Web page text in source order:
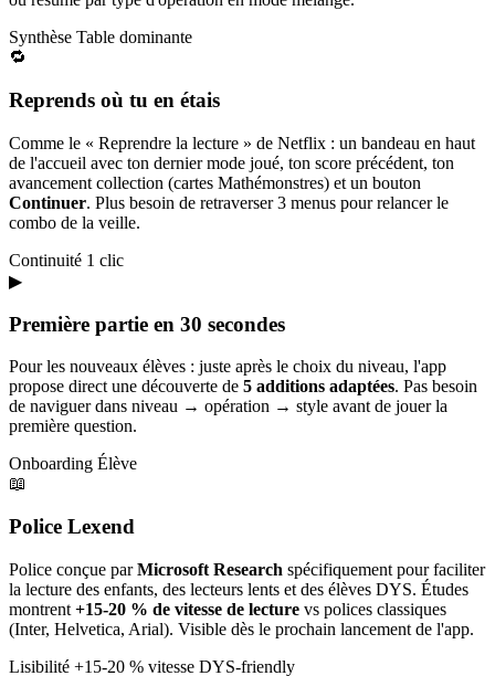
Synthèse Table dominante
🔁
Reprends où tu en étais
Comme le « Reprendre la lecture » de Netflix : un bandeau en haut
de l'accueil avec ton dernier mode joué, ton score précédent, ton
avancement collection (cartes Mathémonstres) et un bouton
Continuer. Plus besoin de retraverser 3 menus pour relancer le
combo de la veille.
Continuité 1 clic
▶
Première partie en 30 secondes
Pour les nouveaux élèves : juste après le choix du niveau, l'app
propose direct une découverte de 5 additions adaptées. Pas besoin
de naviguer dans niveau → opération → style avant de jouer la
première question.
Onboarding Élève
📖
Police Lexend
Police conçue parMicrosoft Research spécifiquement pour faciliter
la lecture des enfants, des lecteurs lents et des élèves DYS. Études
montrent +15-20 % de vitesse de lecture vs polices classiques
(Inter, Helvetica, Arial). Visible dès le prochain lancement de l'app.
Lisibilité +15-20 % vitesse DYS-friendly